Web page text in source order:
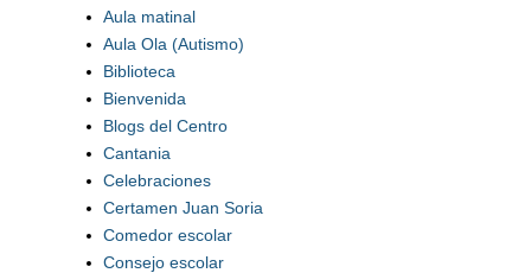
Aula matinal
Aula Ola (Autismo)
Biblioteca
Bienvenida
Blogs del Centro
Cantania
Celebraciones
Certamen Juan Soria
Comedor escolar
Consejo escolar